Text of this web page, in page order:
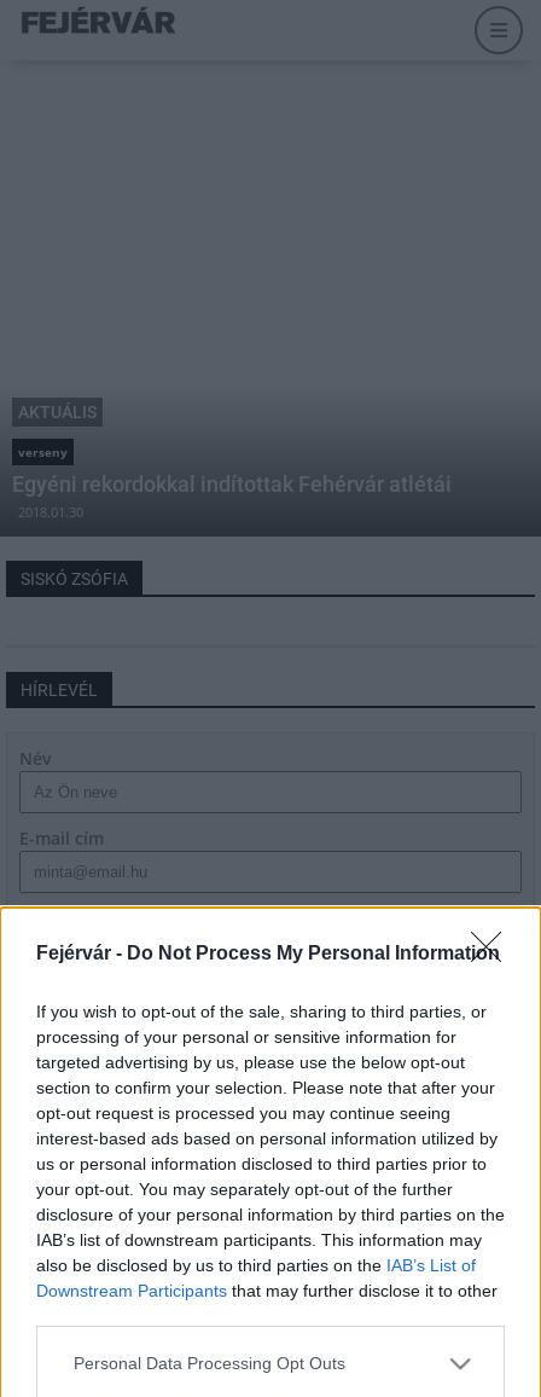
Fejérvár - Do Not Process My Personal Information
If you wish to opt-out of the sale, sharing to third parties, or
processing of your personal or sensitive information for
targeted advertising by us, please use the below opt-out
section to confirm your selection. Please note that after your
opt-out request is processed you may continue seeing
interest-based ads based on personal information utilized by
us or personal information disclosed to third parties prior to
your opt-out. You may separately opt-out of the further
disclosure of your personal information by third parties on the
IAB’s list of downstream participants. This information may
also be disclosed by us to third parties on the IAB’s List of
Downstream Participants that may further disclose it to other
Please note that this website/app uses one or more Google
Personal Data Processing Opt Outs
AKTUÁLIS
verseny
Egyéni rekordokkal indítottak Fehérvár atlétái
2018.01.30
SISKÓ ZSÓFIA
HÍRLEVÉL
Név
E-mail cím
szabályzatot!
LEGFRISSEBB
Országos hírek
Nem az üres, hanem az okosan működő
épület energiatakarékos
Országos hírek
Megérkezett az eső a Duna vízgyűjtőjére